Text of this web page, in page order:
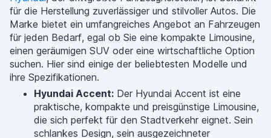
für die Herstellung zuverlässiger und stilvoller Autos. Die
Marke bietet ein umfangreiches Angebot an Fahrzeugen
für jeden Bedarf, egal ob Sie eine kompakte Limousine,
einen geräumigen SUV oder eine wirtschaftliche Option
suchen. Hier sind einige der beliebtesten Modelle und
ihre Spezifikationen.
Hyundai Accent: Der Hyundai Accent ist eine
praktische, kompakte und preisgünstige Limousine,
die sich perfekt für den Stadtverkehr eignet. Sein
schlankes Design, sein ausgezeichneter